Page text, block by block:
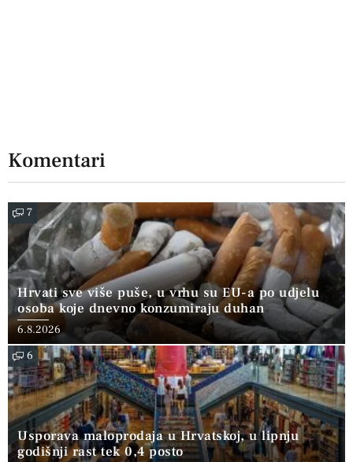
Komentari
7
Hrvati sve više puše, u vrhu su EU-a po udjelu
osoba koje dnevno konzumiraju duhan
6.8.2026
6
Usporava maloprodaja u Hrvatskoj, u lipnju
godišnji rast tek 0,4 posto